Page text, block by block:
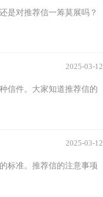
是对推荐信一筹莫展吗？
2025-03-12
信件。大家知道推荐信的
2025-03-12
标准。推荐信的注意事项